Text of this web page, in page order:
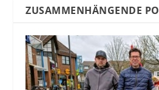
ZUSAMMENHÄNGENDE